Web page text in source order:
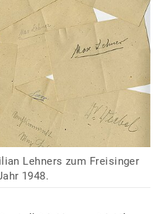
Lehners zum Freisinger
1948.